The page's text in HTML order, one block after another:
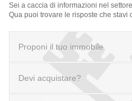
Sei a caccia di informazioni nel
Qua puoi trovare le risposte che stavi
Proponi il tuo immobile
Devi acquistare?